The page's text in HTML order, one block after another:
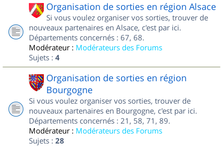
Organisation de sorties en région Alsace
Si vous voulez organiser vos sorties, trouver de
nouveaux partenaires en Alsace, c'est par ici.
Départements concernés : 67, 68.
Modérateur : Modérateurs des Forums
Sujets : 4
Organisation de sorties en région
Bourgogne
Si vous voulez organiser vos sorties, trouver de
nouveaux partenaires en Bourgogne, c'est par ici.
Départements concernés : 21, 58, 71, 89.
Modérateur : Modérateurs des Forums
Sujets : 28